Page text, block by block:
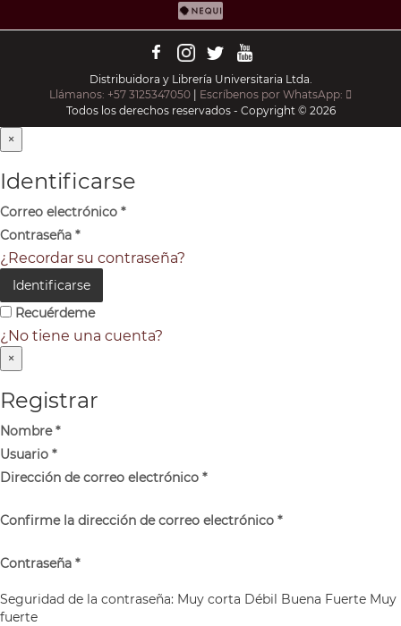
Distribuidora y Librería Universitaria Ltda.
Llámanos: +57 3125347050
Escríbenos por WhatsApp:
Todos los derechos reservados - Copyright © 2026
×
Identificarse
Correo electrónico *
Contraseña *
¿Recordar su contraseña?
Identificarse
Recuérdeme
¿No tiene una cuenta?
×
Registrar
Nombre*
Usuario *
Dirección de correo electrónico *
Confirme la dirección de correo electrónico *
Contraseña *
Seguridad de la contraseña: Muy corta Débil Buena Fuerte Muy
fuerte